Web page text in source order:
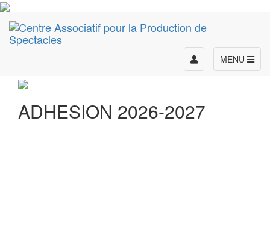
MENU
Toggle
navigation
ADHESION 2026-2027